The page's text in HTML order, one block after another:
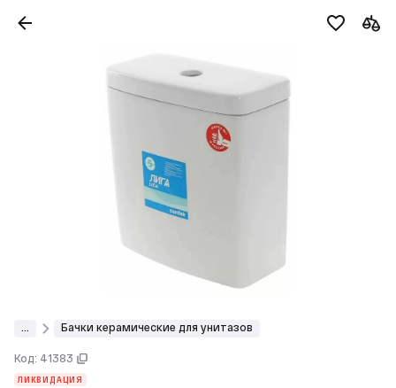
Бачки керамические для унитазов
Код: 41383
ЛИКВИДАЦИЯ